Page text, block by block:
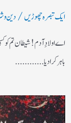
ایک تبصرہ چھوڑیں/دین
اے اولادِ آدم! شیطان تم کو
باہر کرادیا............